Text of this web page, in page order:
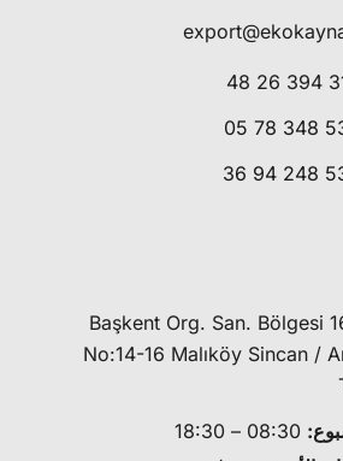
Başkent Org. San. Bölgesi
No:14-16 Malıköy Sincan /